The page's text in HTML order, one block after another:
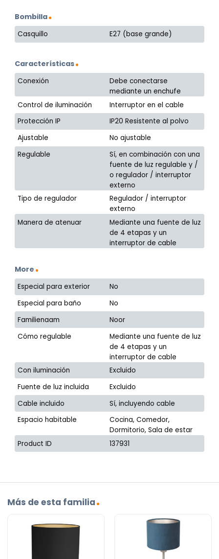
Bombilla
Casquillo E27 (base grande)
Características
Conexión
Debe conectarse
mediante un enchufe
Control de iluminación
Interruptor en el cable
Protección IP
IP20 Resistente al polvo
Ajustable
No ajustable
Regulable
Sí, en combinación con una
fuente de luz regulable y /
o regulador / interruptor
externo
Tipo de regulador
Regulador / interruptor
externo
Manera de atenuar
Mediante una fuente de luz
de 4 etapas y un
interruptor de cable
More
Especial para exterior
No
Especial para baño
No
Familienaam
Noor
Cómo regulable
Mediante una fuente de luz
de 4 etapas y un
interruptor de cable
Con iluminación
Excluido
Fuente de luz incluida
Excluido
Cable incluido
Sí, incluyendo cable
Espacio habitable
Cocina, Comedor,
Dormitorio, Sala de estar
Product ID
137931
Más de esta familia